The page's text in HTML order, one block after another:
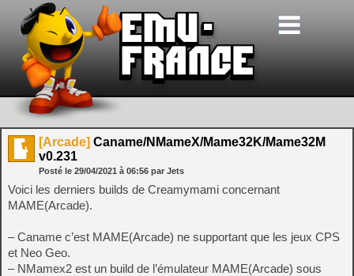
[Arcade] Caname/NMameX/Mame32K/Mame32M
v0.231
Posté le 29/04/2021 à 06:56 par Jets
Voici les derniers builds de Creamymami concernant
MAME(Arcade).
– Caname c’est MAME(Arcade) ne supportant que les jeux CPS
et Neo Geo.
– NMamex2 est un build de l’émulateur MAME(Arcade) sous